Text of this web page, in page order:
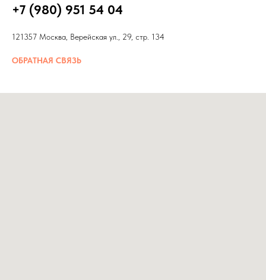
+7 (980) 951 54 04
121357 Москва, Верейская ул., 29, стр. 134
ОБРАТНАЯ СВЯЗЬ